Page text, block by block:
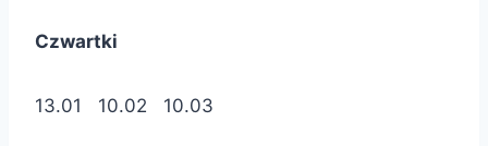
Czwartki
13.01 10.02 10.03